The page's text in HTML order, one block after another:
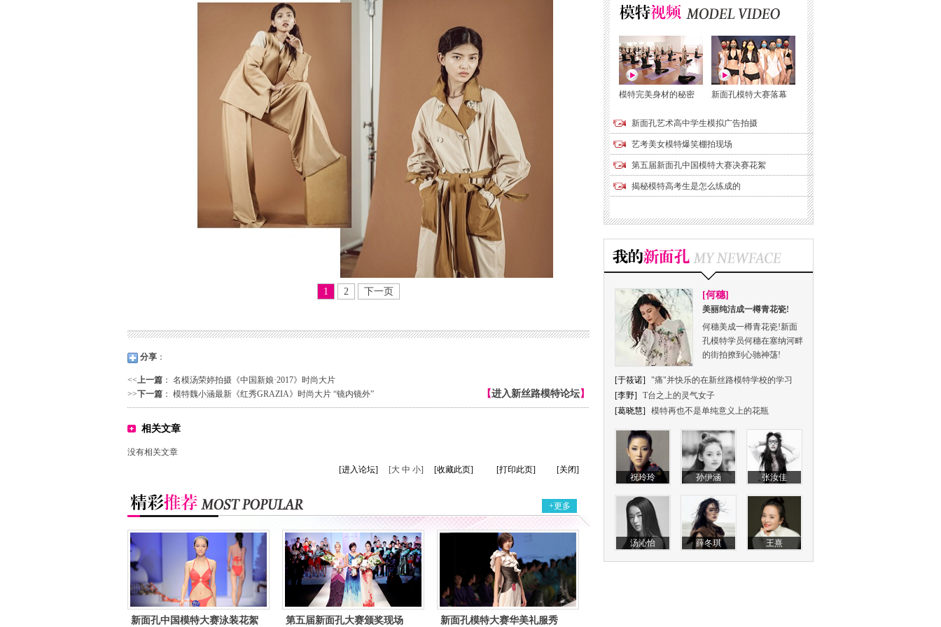
1 2 下一页
分享 ：
<<上一篇 ： 名模汤荣婷拍摄《中国新娘·2017》时尚大片
【进入新丝路模特论坛】
>>下一篇 ： 模特魏小涵最新《红秀GRAZIA》时尚大片 “镜内镜外”
相关文章
没有相关文章
[进入论坛]
[大 中 小] [收藏此页] [打印此页] [关闭]
+更多
新面孔中国模特大赛泳装花絮 第五届新面孔大赛颁奖现场 新面孔模特大赛华美礼服秀
模特完美身材的秘密 新面孔模特大赛落幕
新面孔艺术高中学生模拟广告拍摄
艺考美女模特爆笑棚拍现场
第五届新面孔中国模特大赛决赛花絮
揭秘模特高考生是怎么练成的
[何穗]
美丽纯洁成一樽青花瓷!
何穗美成一樽青花瓷!新面
孔模特学员何穗在塞纳河畔
的街拍撩到心驰神荡!
[于筱诺]
"痛"并快乐的在新丝路模特学校的学习
[李野]
T台之上的灵气女子
[葛晓慧]
模特再也不是单纯意义上的花瓶
祝玲玲 孙伊涵 张汝佳
汤沁怡 薛冬琪 王熹